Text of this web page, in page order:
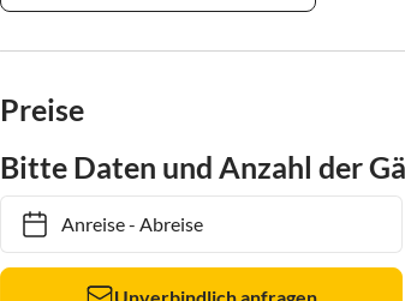
Preise
Bitte Daten und Anzahl der
Anreise- Abreise